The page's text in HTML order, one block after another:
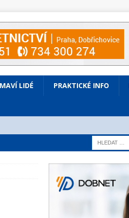
LIDÉ PRAKTICKÉ INFO